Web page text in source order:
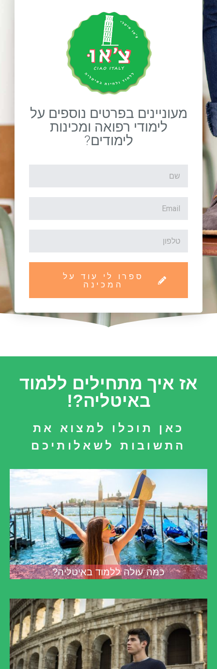
מעוניינים בפרטים נוספים על
לימודי רפואה ומכינות
לימודים?
ספרו לי עוד על
המכינה
אז איך מתחילים ללמוד
באיטליה?!
כאן תוכלו למצוא את
התשובות לשאלותיכם
כמה עולה ללמוד באיטליה?